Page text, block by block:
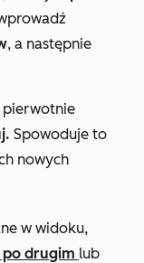
, a następnie
pierwotnie
Spowoduje to
nowych
w widoku,
po drugim lub